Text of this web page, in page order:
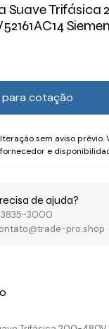
Suave Trifásica
cotação
sem aviso prévio.
e
de ajuda?
3835-3000
pro.shop